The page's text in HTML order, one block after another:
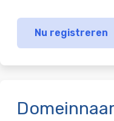
Nu registreren